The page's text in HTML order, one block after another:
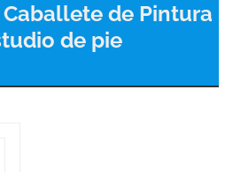
de Pintura
de pie